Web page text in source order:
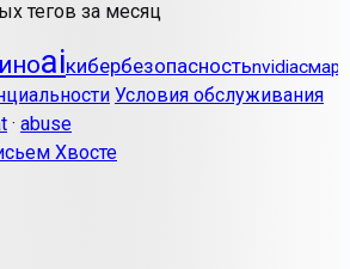
тегов за месяц
aiкибербезопасностьnvidia
Условия обслуживания
· abuse
Хвосте